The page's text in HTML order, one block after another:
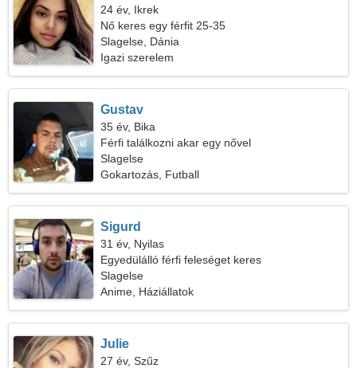
24 év, Ikrek
Nő keres egy férfit 25-35
Slagelse, Dánia
Igazi szerelem
Gustav
35 év, Bika
Férfi találkozni akar egy nővel
Slagelse
Gokartozás, Futball
Sigurd
31 év, Nyilas
Egyedülálló férfi feleséget keres
Slagelse
Anime, Háziállatok
Julie
27 év, Szűz